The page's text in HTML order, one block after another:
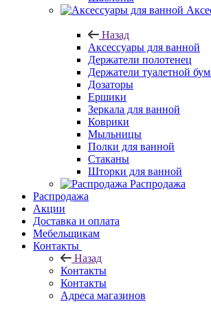
Назад
Аксессуары для ванной
Держатели полотенец
Держатели туалетной
Дозаторы
Ершики
Зеркала для ванной
Коврики
Мыльницы
Полки для ванной
Стаканы
Шторки для ванной
Распродажа
Распродажа
Акции
Доставка и оплата
Мебельщикам
Контакты
Назад
Контакты
Контакты
Адреса магазинов